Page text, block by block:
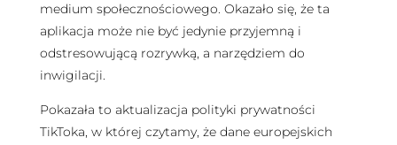
medium społecznościowego. Okazało się, że ta
aplikacja może nie być jedynie przyjemną i
odstresowującą rozrywką, a narzędziem do
inwigilacji.
Pokazała to aktualizacja polityki prywatności
TikToka, w której czytamy, że dane europejskich